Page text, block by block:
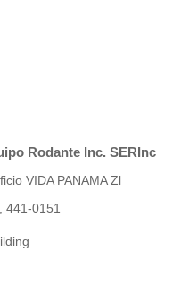
Rodante Inc. SERInc
VIDA PANAMA Zl
441-0151